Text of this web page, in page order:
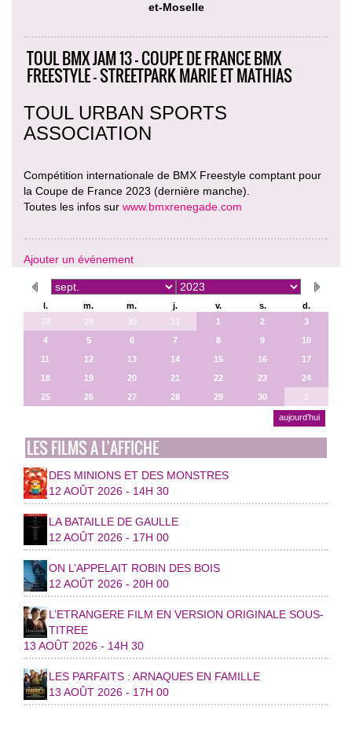
et-Moselle
TOUL BMX JAM 13 - COUPE DE FRANCE BMX
FREESTYLE - STREETPARK MARIE ET MATHIAS
TOUL URBAN SPORTS
ASSOCIATION
Compétition internationale de BMX Freestyle comptant pour
la Coupe de France 2023 (dernière manche).
Toutes les infos sur www.bmxrenegade.com
Ajouter un événement
l. m. m. j. v. s.
d.
28
29 30 31 1 2
3
4
5 6 7 8 9
10
11
12 13 14 15 16
17
18
19 20 21 22 23
24
25
26 27 28 29 30 1
aujourd’hui
LES FILMS A L’AFFICHE
DES MINIONS ET DES MONSTRES
12 AOÛT 2026 - 14H 30
LA BATAILLE DE GAULLE
12 AOÛT 2026 - 17H 00
ON L’APPELAIT ROBIN DES BOIS
12 AOÛT 2026 - 20H 00
L’ETRANGERE FILM EN VERSION ORIGINALE SOUS-
TITREE
13 AOÛT 2026 - 14H 30
LES PARFAITS : ARNAQUES EN FAMILLE
13 AOÛT 2026 - 17H 00